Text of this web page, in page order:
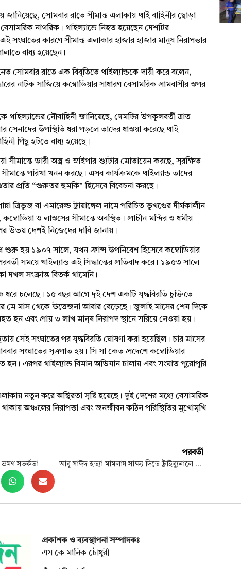
জানিয়েছে, সোমবার রাতে সীমান্ত এলাকায় থাই বাহিনীর ছোড়া
নাগরিক। থাইল্যান্ডে নিহত হয়েছেন দেশটির
সংঘাতের কারণে সীমান্ত এলাকার হাজার হাজার মানুষ নিরাপত্তার
বাধ্য হয়েছেন।
সোমবার রাতে এক বিবৃতিতে থাইল্যান্ডকে দায়ী করে বলেন,
নাটক সাজিয়ে কম্বোডিয়ার সাধারণ বেসামরিক গ্রামবাসীর ওপর
থাইল্যান্ডের নৌবাহিনী জানিয়েছে, দেমটির উপকূলবর্তী ত্রাত
সেনাদের উপস্থিতি ধরা পড়লে তাদের ধাওয়া করেছে থাই
পিছু হটতে বাধ্য হয়েছে।
সীমান্তে ভারী অস্ত্র ও স্নাইপার শ্যুটার মোতায়েন করছে, সুরক্ষিত
পরিখা খনন করছে। এসব কার্যক্রমকে থাইল্যান্ড তাদের
প্রতি “গুরুতর হুমকি” হিসেবে বিবেচনা করছে।
ত্রিভুজ বা এমারেল্ড ট্রায়াঙ্গেল নামে পরিচিত ভূখণ্ডের দীর্ঘকালীন
ও লাওসের সীমান্তে অবস্থিত। প্রাচীন মন্দির ও ধর্মীয়
উভয় দেশই নিজেদের দাবি জানায়।
শুরু হয় ১৯০৭ সালে, যখন ফ্রান্স উপনিবেশ হিসেবে কম্বোডিয়ার
সময়ে থাইল্যান্ড এই সিদ্ধান্তের প্রতিবাদ করে। ১৯৫৩ সালে
দখল সংক্রান্ত বিতর্ক থামেনি।
ধরে চলেছে। ১৫ বছর আগে দুই দেশ একটি যুদ্ধবিরতি চুক্তিতে
মে মাস থেকে উত্তেজনা আবার বেড়েছে। জুলাই মাসের শেষ দিকে
হন এবং প্রায় ৩ লাখ মানুষ নিরাপদ স্থানে সরিয়ে নেওয়া হয়।
সেই সংঘাতের পর যুদ্ধবিরতি ঘোষণা করা হয়েছিল। চার মাসের
সংঘাতের সূত্রপাত হয়। সি সা কেত প্রদেশে কম্বোডিয়ার
এরপর থাইল্যান্ড বিমান অভিযান চালায় এবং সংঘাত পুরোপুরি
নতুন করে অস্থিরতা সৃষ্টি হয়েছে। দুই দেশের মধ্যে বেসামরিক
অঞ্চলের নিরাপত্তা এবং জনজীবন কঠিন পরিস্থিতির মুখোমুখি
সতর্কতা
পরবর্তী
আবু সাঈদ হত্যা মামলায় সাক্ষ্য দিতে ট্রাইব্যুনালে হাজির হাসনাত আবদুল্লাহ
প্রকাশক ও ব্যবস্থাপনা সম্পাদকঃ
এস কে মানিক চৌধুরী